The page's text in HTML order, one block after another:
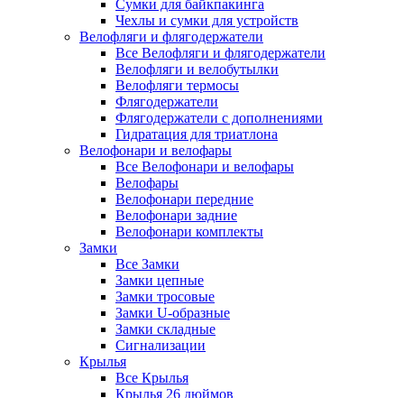
Сумки для байкпакинга
Чехлы и сумки для устройств
Велофляги и флягодержатели
Все Велофляги и флягодержатели
Велофляги и велобутылки
Велофляги термосы
Флягодержатели
Флягодержатели с дополнениями
Гидратация для триатлона
Велофонари и велофары
Все Велофонари и велофары
Велофары
Велофонари передние
Велофонари задние
Велофонари комплекты
Замки
Все Замки
Замки цепные
Замки тросовые
Замки U-образные
Замки складные
Сигнализации
Крылья
Все Крылья
Крылья 26 дюймов